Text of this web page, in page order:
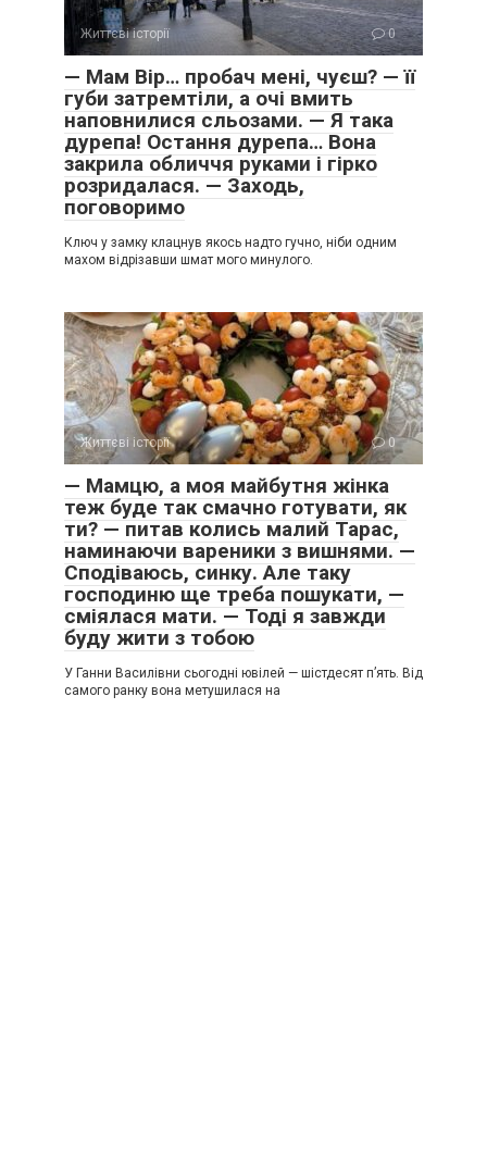
Життєві історії 0
— Мам Вір… пробач мені, чуєш? — її
губи затремтіли, а очі вмить
наповнилися сльозами. — Я така
дурепа! Остання дурепа… Вона
закрила обличчя руками і гірко
розридалася. — Заходь,
поговоримо
Ключ у замку клацнув якось надто гучно, ніби одним
махом відрізавши шмат мого минулого.
Життєві історії 0
— Мамцю, а моя майбутня жінка
теж буде так смачно готувати, як
ти? — питав колись малий Тарас,
наминаючи вареники з вишнями. —
Сподіваюсь, синку. Але таку
господиню ще треба пошукати, —
сміялася мати. — Тоді я завжди
буду жити з тобою
У Ганни Василівни сьогодні ювілей — шістдесят п’ять. Від
самого ранку вона метушилася на